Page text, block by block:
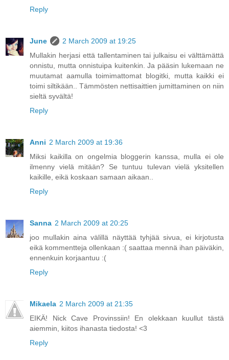
Reply
June
2 March 2009 at 19:25
Mullakin herjasi että tallentaminen tai julkaisu ei välttämättä
onnistu, mutta onnistuipa kuitenkin. Ja pääsin lukemaan ne
muutamat aamulla toimimattomat blogitki, mutta kaikki ei
toimi siltikään.. Tämmösten nettisaittien jumittaminen on niin
sieltä syvältä!
Reply
Anni 2 March 2009 at 19:36
Miksi kaikilla on ongelmia bloggerin kanssa, mulla ei ole
ilmenny vielä mitään? Se tuntuu tulevan vielä yksitellen
kaikille, eikä koskaan samaan aikaan..
Reply
Sanna 2 March 2009 at 20:25
joo mullakin aina välillä näyttää tyhjää sivua, ei kirjotusta
eikä kommentteja ollenkaan :( saattaa mennä ihan päiväkin,
ennenkuin korjaantuu :(
Reply
Mikaela 2 March 2009 at 21:35
EIKÄ! Nick Cave Provinssiin! En olekkaan kuullut tästä
aiemmin, kiitos ihanasta tiedosta! <3
Reply